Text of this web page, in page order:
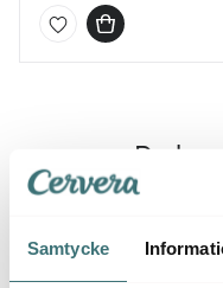
Samtycke
Du